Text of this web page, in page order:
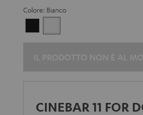
Colore: Bianco
CINEBAR 11 FOR